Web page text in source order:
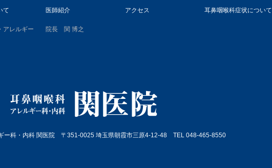
て
アレルギー
医師紹介
院長 関 博之
アクセス 耳鼻咽喉科症状について
ー科・内科 関医院 〒351-0025 埼玉県朝霞市三原4-12-48 TEL 048-465-8550